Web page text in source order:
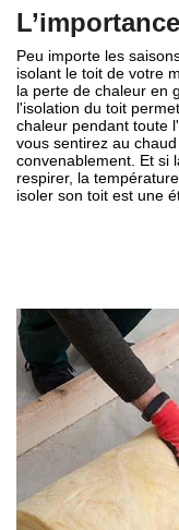
Peu importe les
isolant le toit de votre
la perte de chaleur en
l'isolation du toit
chaleur pendant toute
vous sentirez au
convenablement. Et si
respirer, la
isoler son toit est une